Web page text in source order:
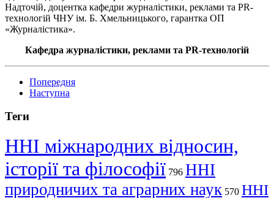
Надточій, доцентка кафедри журналістики, реклами та PR-
технологій ЧНУ ім. Б. Хмельницького, гарантка ОП
«Журналістика».
Кафедра журналістики, реклами та PR-технологій
Попередня
Наступна
Теги
ННІ міжнародних відносин,
історії та філософії 796 ННІ
природничих та аграрних наук 570 ННІ